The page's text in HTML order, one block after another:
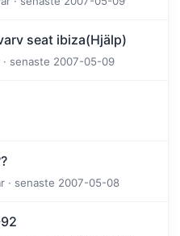
seat ibiza(Hjälp)
senaste 2007-05-09
· senaste 2007-05-08